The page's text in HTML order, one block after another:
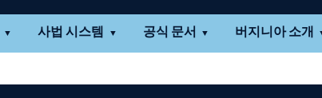
사법 시스템 공식 문서 버지니아 소개